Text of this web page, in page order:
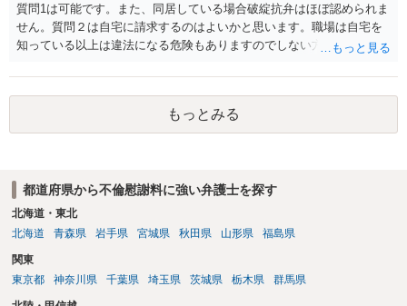
質問1は可能です。また、同居している場合破綻抗弁はほぼ認められま
せん。質問２は自宅に請求するのはよいかと思います。職場は自宅を
知っている以上は違法になる危険もありますのでしない方が良いで
かと思います。有責配偶者ですので相手方からの離婚は拒否しても仮
に訴訟されても法的に成立しません。質問５は認知すると養育費支払
い、相続権が発生します。合意があれば法的に可能ですが法律で強制
することはできません。質問６は可能です。質問７は不貞行為の写真
もっとみる
都道府県から不倫慰謝料に強い弁護士を探す
北海道・東北
北海道
青森県 岩手県 宮城県 秋田県 山形県 福島県
関東
東京都
神奈川県 千葉県 埼玉県 茨城県 栃木県 群馬県